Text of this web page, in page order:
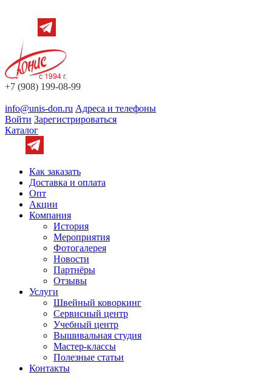
+7 (908) 199-08-99
info@unis-don.ru Адреса и телефоны
Войти Зарегистрироваться
Каталог
Как заказать
Доставка и оплата
Опт
Акции
Компания
История
Мероприятия
Фотогалерея
Новости
Партнёры
Отзывы
Услуги
Швейный коворкинг
Сервисный центр
Учебный центр
Вышивальная студия
Мастер-классы
Полезные статьи
Контакты